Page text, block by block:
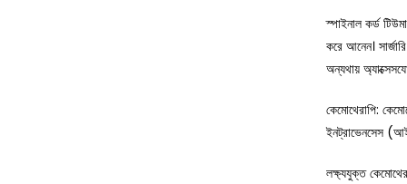
স্পাইনাল কর্ড
করে আনেন।
অন্যথায়
কেমোথেরাপি:
ইনট্রাভেনসেস
লক্ষ্যযুক্ত